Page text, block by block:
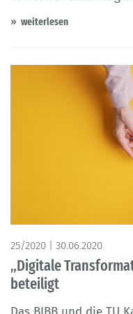
weiterlesen
©Gajus – Adobe Stock
25/2020 | 30.06.2020
„Digitale
beteiligt